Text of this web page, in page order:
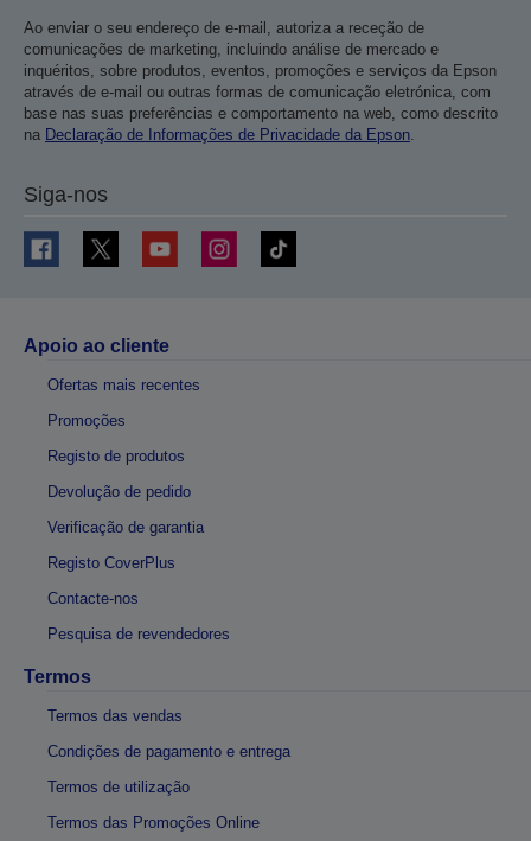
Ao enviar o seu endereço de e-mail, autoriza a receção de
comunicações de marketing, incluindo análise de mercado e
inquéritos, sobre produtos, eventos, promoções e serviços da Epson
através de e-mail ou outras formas de comunicação eletrónica, com
base nas suas preferências e comportamento na web, como descrito
na Declaração de Informações de Privacidade da Epson
Siga-nos
Apoio ao cliente
Ofertas mais recentes
Promoções
Registo de produtos
Devolução de pedido
Verificação de garantia
Registo CoverPlus
Contacte-nos
Pesquisa de revendedores
Termos
Termos das vendas
Condições de pagamento e entrega
Termos de utilização
Termos das Promoções Online